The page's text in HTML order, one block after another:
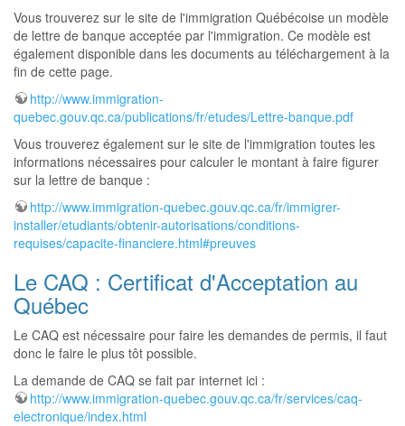
Vous trouverez sur le site de l'immigration Québécoise un modèle
de lettre de banque acceptée par l'immigration. Ce modèle est
également disponible dans les documents au téléchargement à la
fin de cette page.
http://www.immigration-
quebec.gouv.qc.ca/publications/fr/etudes/Lettre-banque.pdf
Vous trouverez également sur le site de l'immigration toutes les
informations nécessaires pour calculer le montant à faire figurer
sur la lettre de banque :
http://www.immigration-quebec.gouv.qc.ca/fr/immigrer-
installer/etudiants/obtenir-autorisations/conditions-
requises/capacite-financiere.html#preuves
Le CAQ : Certificat d'Acceptation au
Québec
Le CAQ est nécessaire pour faire les demandes de permis, il faut
donc le faire le plus tôt possible.
La demande de CAQ se fait par internet ici :
http://www.immigration-quebec.gouv.qc.ca/fr/services/caq-
electronique/index.html